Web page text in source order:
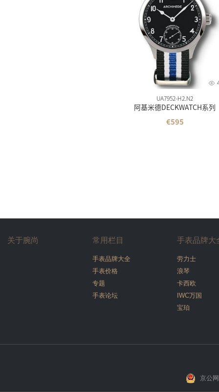
UA7952-H2.N2
阿基米德DECKWATCH系列
€595
关于腕尚 常用栏目
手表品牌大全
手表价格
专题
手表论坛
手表品牌大
劳力士
浪琴
卡西欧
IWC万国
宝珀
京公